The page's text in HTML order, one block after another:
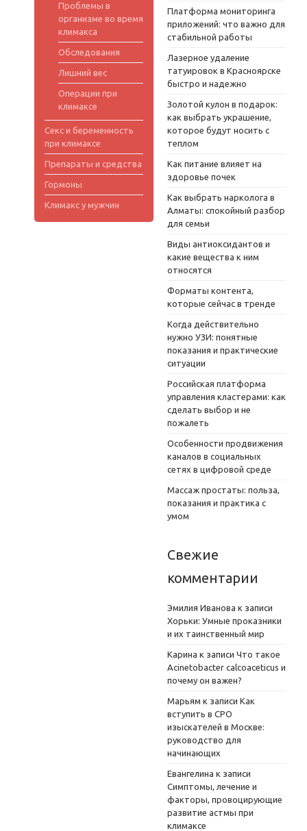
Проблемы в
организме во время
климакса
Обследования
Лишний вес
Операции при
климаксе
Секс и беременность
при климаксе
Препараты и средства
Гормоны
Климакс у мужчин
Платформа мониторинга
приложений: что важно для
стабильной работы
Лазерное удаление
татуировок в Красноярске
быстро и надежно
Золотой кулон в подарок:
как выбрать украшение,
которое будут носить с
теплом
Как питание влияет на
здоровье почек
Как выбрать нарколога в
Алматы: спокойный разбор
для семьи
Виды антиоксидантов и
какие вещества к ним
относятся
Форматы контента,
которые сейчас в тренде
Когда действительно
нужно УЗИ: понятные
показания и практические
ситуации
Российская платформа
управления кластерами: как
сделать выбор и не
пожалеть
Особенности продвижения
каналов в социальных
сетях в цифровой среде
Массаж простаты: польза,
показания и практика с
умом
Свежие
комментарии
Эмилия Иванова к записи
Хорьки: Умные проказники
и их таинственный мир
Карина к записи Что такое
Acinetobacter calcoaceticus и
почему он важен?
Марьям к записи Как
вступить в СРО
изыскателей в Москве:
руководство для
начинающих
Евангелина к записи
Симптомы, лечение и
факторы, провоцирующие
развитие астмы при
климаксе